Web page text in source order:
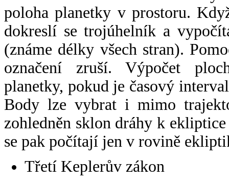
poloha planetky v prostoru.
dokreslí se trojúhelník a
(známe délky všech stran).
označení zruší. Výpočet
planetky, pokud je časový
Body lze vybrat i mimo
zohledněn sklon dráhy k
se pak počítají jen v rovině
Třetí Keplerův zákon